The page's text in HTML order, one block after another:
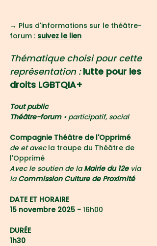
→ Plus d'informations sur le théâtre-
forum : suivez le lien
Thématique choisi pour cette
représentation : lutte pour les
droits LGBTQIA+
Tout public
Théâtre-forum • participatif, social
Compagnie Théâtre de l'Opprimé
de et avec la troupe du Théâtre de
l'Opprimé
Avec le soutien de la Mairie du 12e via
la Commission Culture de Proximité
DATE ET HORAIRE
15 novembre 2025 - 16h00
DURÉE
1h30